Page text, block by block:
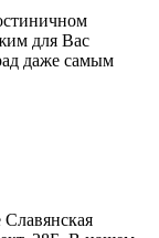
для Вас
даже самым